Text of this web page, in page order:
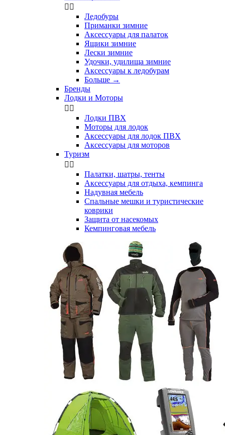
 
Ледобуры
Приманки зимние
Аксессуары для палаток
Ящики зимние
Лески зимние
Удочки, удилища зимние
Аксессуары к ледобурам
Больше →
Бренды
Лодки и Моторы
 
Лодки ПВХ
Моторы для лодок
Аксессуары для лодок ПВХ
Аксессуары для моторов
Туризм
 
Палатки, шатры, тенты
Аксессуары для отдыха, кемпинга
Надувная мебель
Спальные мешки и туристические
коврики
Защита от насекомых
Кемпинговая мебель